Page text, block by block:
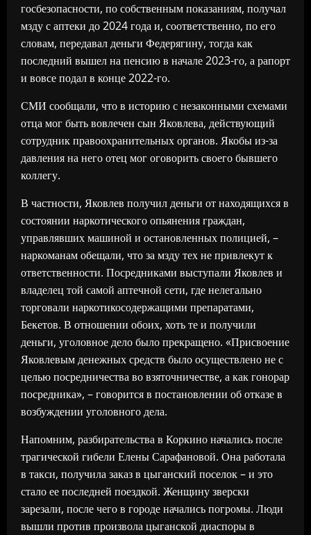
госбезопасности, по собственным показаниям, получал
мзду с аптеки до 2024 года и, соответственно, по его
словам, передавал деньги Федерягину, тогда как
последний вышел на пенсию в начале 2023-го, а рапорт
и вовсе подал в конце 2022-го.
СМИ сообщали, что в историю с незаконными схемами
отца мог быть вовлечен сын Яковлева, действующий
сотрудник правоохранительных органов. Якобы из-за
давления на него отец мог оговорить своего бывшего
коллегу.
В частности, Яковлев получил деньги от находящихся в
состоянии наркотического опьянения граждан,
управлявших машиной и остановленных полицией, –
наркоманам обещали, что за мзду тех не привлекут к
ответственности. Посредниками выступали Яковлев и
владелец той самой аптечной сети, где нелегально
торговали наркотикосодержащими препаратами,
Бекетов. В отношении обоих, хоть те и получили
деньги, уголовное дело было прекращено. «Присвоение
Яковлевым денежных средств было осуществлено не с
целью посредничества во взяточничестве, а как гонорар
посредника», – говорится в постановлении об отказе в
возбуждении уголовного дела.
Напомним, разбирательства в Коркино начались после
трагической гибели Елены Сарафановой. Она работала
в такси, получила заказ в цыганский поселок – и это
стало ее последней поездкой. Женщину зверски
зарезали, после чего в городе начались погромы. Люди
вышли против произвола цыганской диаспоры в